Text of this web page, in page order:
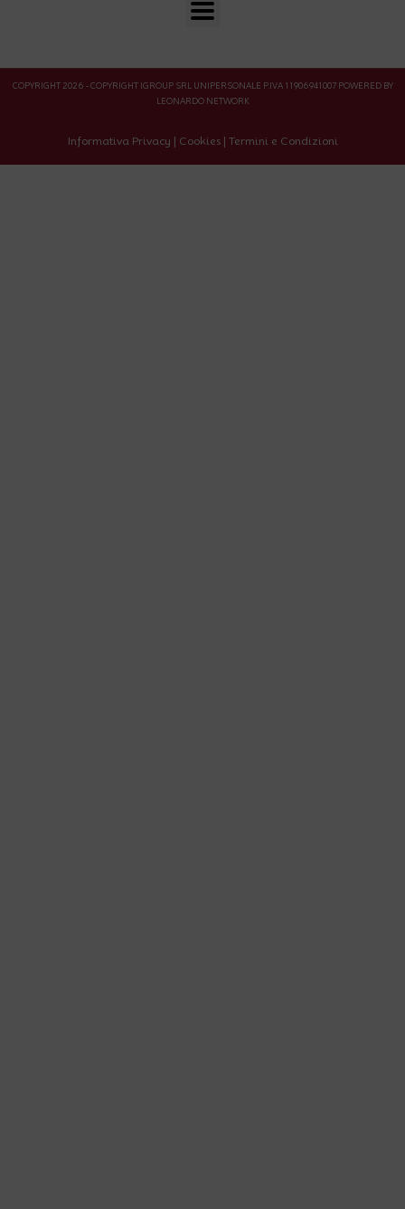
COPYRIGHT 2026 - COPYRIGHT IGROUP SRL UNIPERSONALE P.IVA 11906941007 POWERED BY
LEONARDO NETWORK
Informativa Privacy | Cookies| Termini e Condizioni